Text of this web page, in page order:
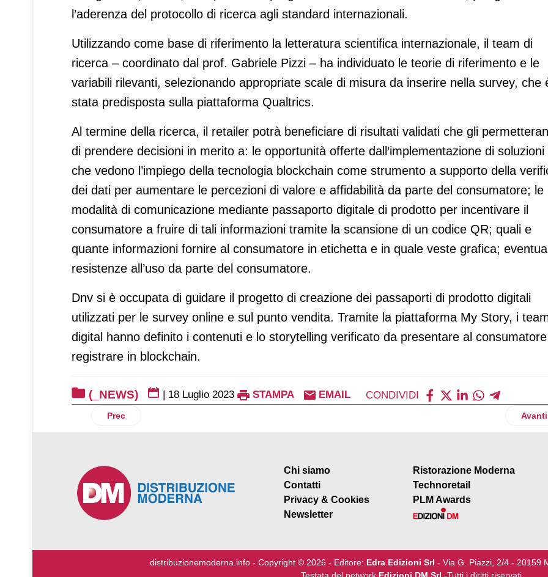
l’aderenza del protocollo di ricerca agli standard internazionali.
Utilizzando come base di riferimento la letteratura scientifica internazionale, il team di
ricerca – coordinato dal prof. Gabriele Pizzi – ha individuato le teorie di riferimento e le
variabili rilevanti, selezionando appropriate scale di misura da inserire nella survey, che
stata predisposta sulla piattaforma Qualtrics.
Al termine della ricerca, il retailer potrà beneficiare di risultati validati che gli
di prendere decisioni in merito a: le opportunità offerte dall’implementazione di soluzioni
che vedono l’impiego della tecnologia blockchain come strumento a supporto della
dei dati per aumentare le percezioni di valore e affidabilità da parte del consumatore; le
modalità di comunicazione mediante passaporto digitale di prodotto per incentivare il
consumatore a fruire di tali informazioni tramite la scansione di un codice QR; quali e
quante informazioni fornire al consumatore in etichetta e in quale veste grafica;
resistenze all’uso da parte del consumatore.
Dnv si è occupata di guidare il progetto di creazione dei passaporti di prodotto digitali
utilizzati per le survey online e sul punto vendita. Tramite la piattaforma My Story, i
digital hanno definito i contenuti e lo storytelling verificato da presentare al
registrare in blockchain.
(_NEWS) | 18 Luglio 2023 STAMPA EMAIL CONDIVIDI
Articolo precedente: Ods dedica uno dei suoi tappetoni al mondo di Fisher-Price
Prec Avanti
Chi siamo
Contatti
Privacy & Cookies
Newsletter
Ristorazione Moderna
Technoretail
PLM Awards
distribuzionemoderna.info - Copyright © 2026 - Editore: Edra Edizioni Srl - Via G. Piazzi, 2/4 - 20159
Testata del network Edizioni DM Srl -Tutti i diritti riservati